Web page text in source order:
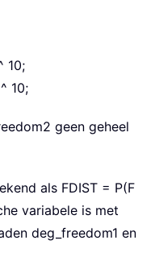
10;
10;
geen geheel
als FDIST = P(F
variabele is met
deg_freedom1 en